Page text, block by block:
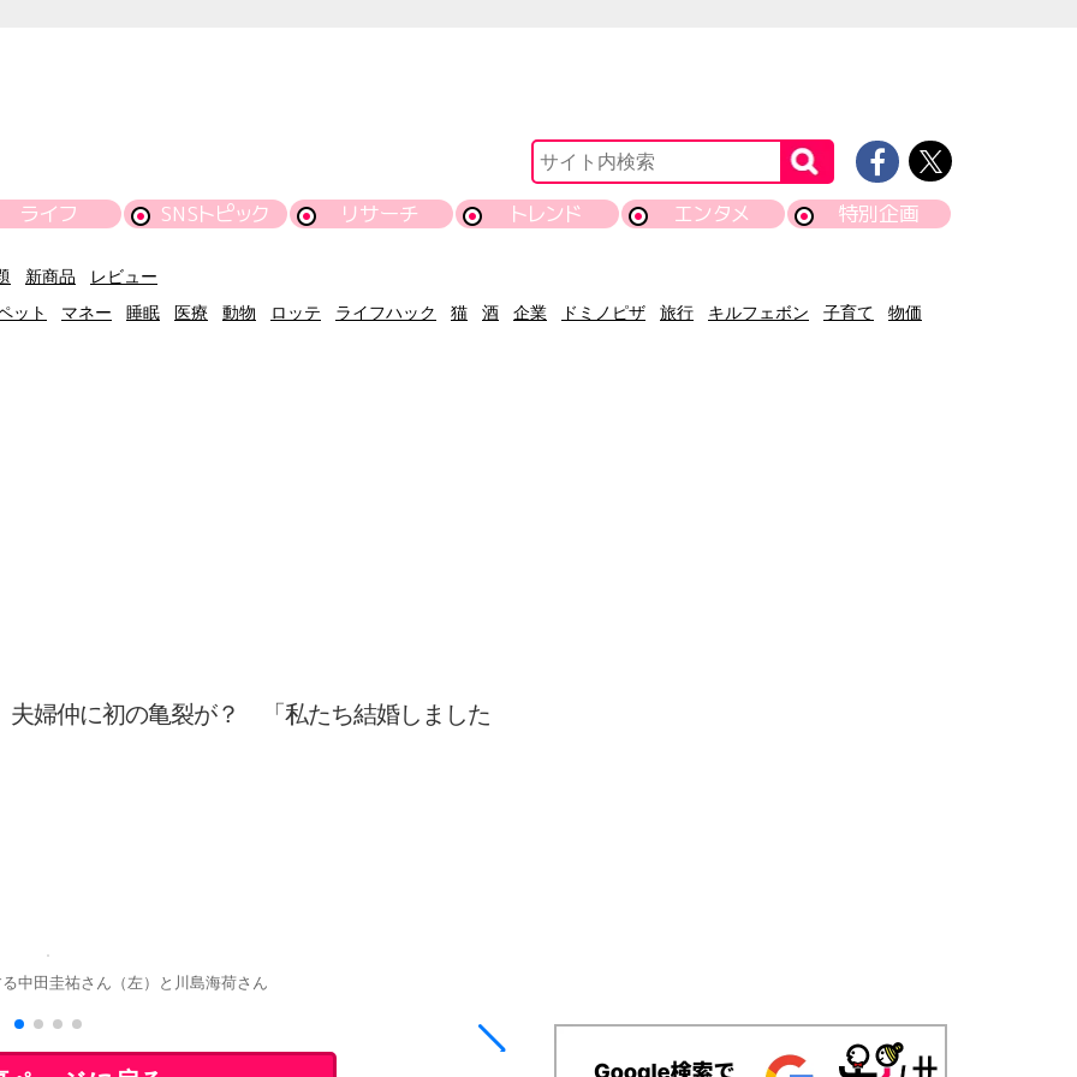
ライフ SNSトピック リサーチ トレンド エンタメ 特別企画
新商品
レビュー
ット
マネー 睡眠 医療 動物 ロッテ ライフハック 猫 酒 企業 ドミノピザ 旅行 キルフェボン 子育て 物価
夫婦仲に初の亀裂が？ 「私たち結婚しました
中田圭祐さん（左）と川島海荷さん
正社員